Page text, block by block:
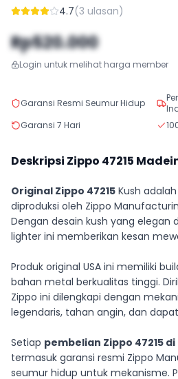
4.7(3 ulasan)
Rp520.000
Login untuk melihat harga member
Garansi Resmi Seumur Hidup
Garansi 7 Hari
Deskripsi Zippo 47215
Original Zippo 47215 Kush
diproduksi oleh Zippo
Dengan desain kush yang elegan
lighter ini memberikan kesan
Produk original USA ini memiliki
bahan metal berkualitas tinggi.
Zippo ini dilengkapi dengan
legendaris, tahan angin, dan
Setiap pembelian Zippo 47215
termasuk garansi resmi Zippo
seumur hidup untuk mekanisme.